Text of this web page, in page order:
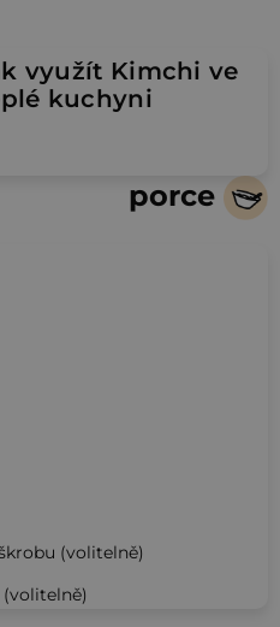
porce
(volitelně)
(volitelně)
využít Kimchi ve
kuchyni